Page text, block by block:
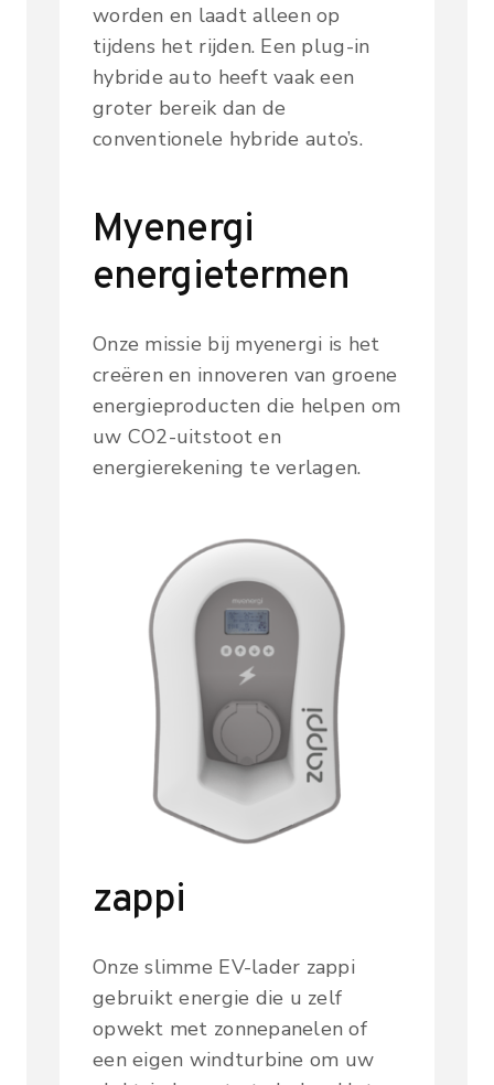
worden en laadt alleen op
tijdens het rijden. Een plug-in
hybride auto heeft vaak een
groter bereik dan de
conventionele hybride auto’s.
Myenergi
energietermen
Onze missie bij myenergi is het
creëren en innoveren van groene
energieproducten die helpen om
uw CO2-uitstoot en
energierekening te verlagen.
zappi
Onze slimme EV-lader zappi
gebruikt energie die u zelf
opwekt met zonnepanelen of
een eigen windturbine om uw